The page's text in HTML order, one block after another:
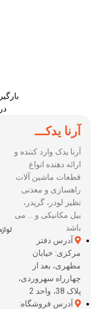
آرنا یدکـــ
آرنا یدک وارد کننده و
ارائه دهنده انواع
قطعات ماشین آلات
راهسازی و معدنی
نظیر لودر، گریدر،
بیل مکانیکی و … می
باشد
آدرس دفتر
مرکزی: خیابان
مطهری، بعد از
چهارراه سهروردی،
پلاک 38، واحد 2
آدرس فروشگاه: